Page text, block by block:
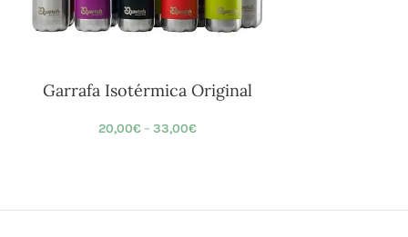
Garrafa Isotérmica Original
20,00€ – 33,00€